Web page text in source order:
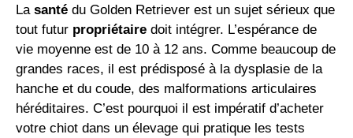
La santé du Golden Retriever est un sujet sérieux que
tout futur propriétaire doit intégrer. L’espérance de
vie moyenne est de 10 à 12 ans. Comme beaucoup de
grandes races, il est prédisposé à la dysplasie de la
hanche et du coude, des malformations articulaires
héréditaires. C’est pourquoi il est impératif d’acheter
votre chiot dans un élevage qui pratique les tests